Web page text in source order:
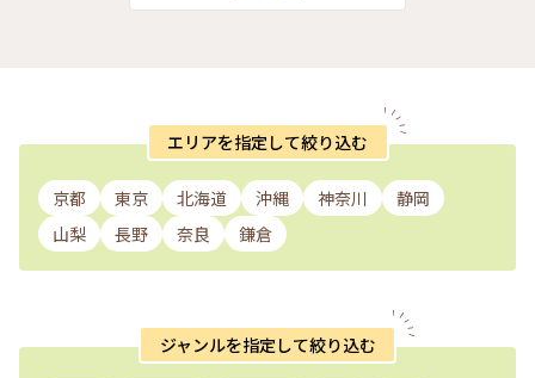
エリアを指定して絞り込む
京都 東京 北海道 沖縄 神奈川
静岡
山梨
長野 奈良 鎌倉
ジャンルを指定して絞り込む